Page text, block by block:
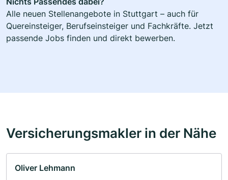
Alle neuen Stellenangebote in Stuttgart – auch für
Quereinsteiger, Berufseinsteiger und Fachkräfte. Jetzt
passende Jobs finden und direkt bewerben.
Versicherungsmakler in der Nähe
Oliver Lehmann